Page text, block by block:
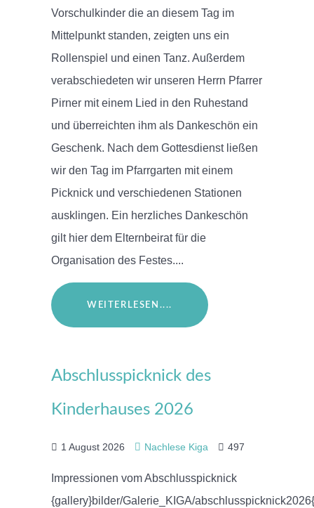
Vorschulkinder die an diesem Tag im
Mittelpunkt standen, zeigten uns ein
Rollenspiel und einen Tanz. Außerdem
verabschiedeten wir unseren Herrn Pfarrer
Pirner mit einem Lied in den Ruhestand
und überreichten ihm als Dankeschön ein
Geschenk. Nach dem Gottesdienst ließen
wir den Tag im Pfarrgarten mit einem
Picknick und verschiedenen Stationen
ausklingen. Ein herzliches Dankeschön
gilt hier dem Elternbeirat für die
Organisation des Festes....
WEITERLESEN....
Abschlusspicknick des
Kinderhauses 2026
1 August 2026 Nachlese Kiga 497
Impressionen vom Abschlusspicknick
{gallery}bilder/Galerie_KIGA/